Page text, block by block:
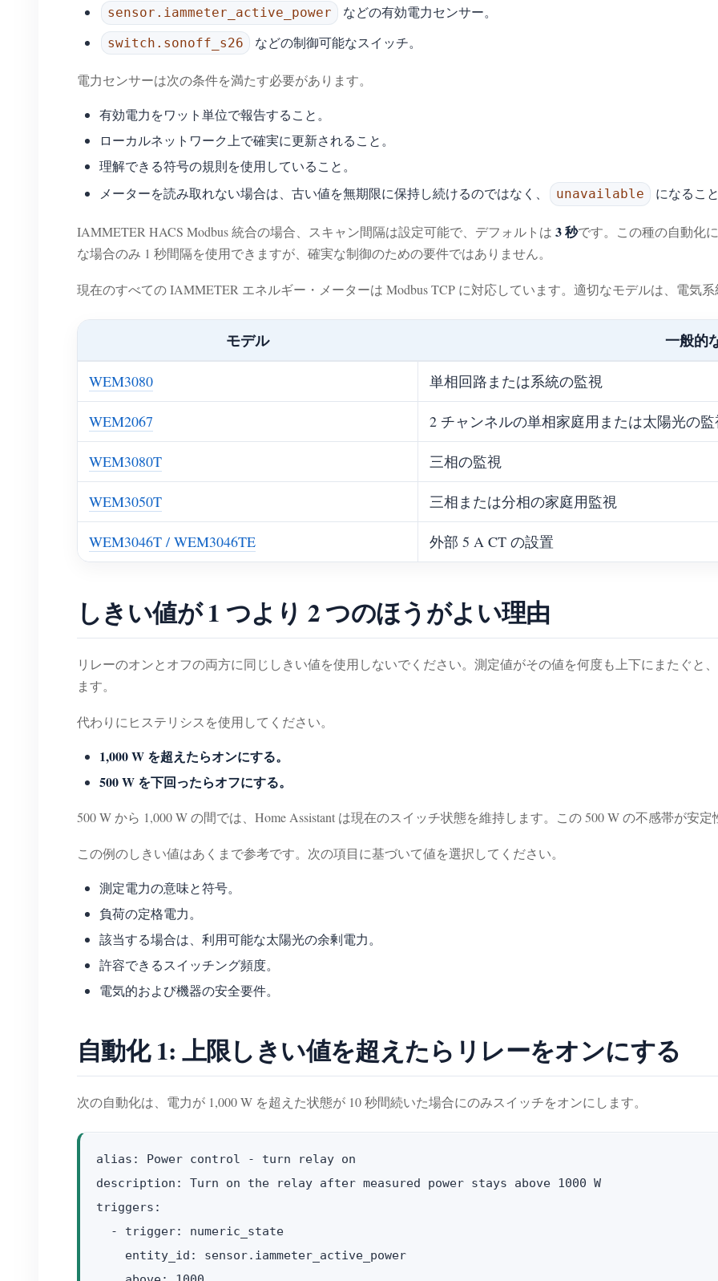
sensor.iammeter_active_power などの有効電力センサー。
switch.sonoff_s26 などの制御可能なスイッチ。
電力センサーは次の条件を満たす必要があります。
有効電力をワット単位で報告すること。
ローカルネットワーク上で確実に更新されること。
理解できる符号の規則を使用していること。
メーターを読み取れない場合は、古い値を無期限に保持し続けるのではなく、
unavailable になるこ
IAMMETER HACS Modbus 統合の場合、スキャン間隔は設定可能で、デフォルトは 3 秒です。この種の自動化
な場合のみ 1 秒間隔を使用できますが、確実な制御のための要件ではありません。
現在のすべての IAMMETER エネルギー・メーターは Modbus TCP に対応しています。適切なモデルは、電気
モデル 一般的
WEM3080 単相回路または系統の監視
WEM2067 2 チャンネルの単相家庭用または太陽光の
WEM3080T 三相の監視
WEM3050T 三相または分相の家庭用監視
WEM3046T / WEM3046TE 外部 5 A CT の設置
しきい値が 1 つより 2 つのほうがよい理由
リレーのオンとオフの両方に同じしきい値を使用しないでください。測定値がその値を何度も上下にまたぐと
ます。
代わりにヒステリシスを使用してください。
1,000 W を超えたらオンにする。
500 W を下回ったらオフにする。
500 W から 1,000 W の間では、Home Assistant は現在のスイッチ状態を維持します。この 500 W の不感帯が安
この例のしきい値はあくまで参考です。次の項目に基づいて値を選択してください。
測定電力の意味と符号。
負荷の定格電力。
該当する場合は、利用可能な太陽光の余剰電力。
許容できるスイッチング頻度。
電気的および機器の安全要件。
自動化 1: 上限しきい値を超えたらリレーをオンにする
次の自動化は、電力が 1,000 W を超えた状態が 10 秒間続いた場合にのみスイッチをオンにします。
alias: Power control - turn relay on
description: Turn on the relay after measured power stays above 1000 W
triggers:
  - trigger: numeric_state
    entity_id: sensor.iammeter_active_power